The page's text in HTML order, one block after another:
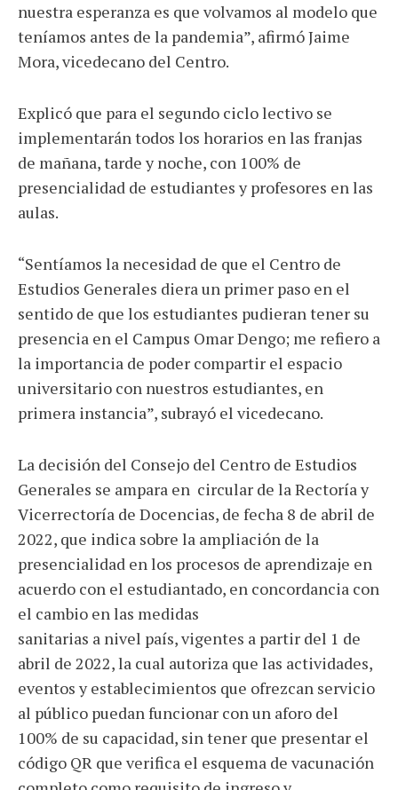
nuestra esperanza es que volvamos al modelo que
teníamos antes de la pandemia”, afirmó Jaime
Mora, vicedecano del Centro.
Explicó que para el segundo ciclo lectivo se
implementarán todos los horarios en las franjas
de mañana, tarde y noche, con 100% de
presencialidad de estudiantes y profesores en las
aulas.
“Sentíamos la necesidad de que el Centro de
Estudios Generales diera un primer paso en el
sentido de que los estudiantes pudieran tener su
presencia en el Campus Omar Dengo; me refiero a
la importancia de poder compartir el espacio
universitario con nuestros estudiantes, en
primera instancia”, subrayó el vicedecano.
La decisión del Consejo del Centro de Estudios
Generales se ampara en circular de la Rectoría y
Vicerrectoría de Docencias, de fecha 8 de abril de
2022, que indica sobre la ampliación de la
presencialidad en los procesos de aprendizaje en
acuerdo con el estudiantado, en concordancia con
el cambio en las medidas
sanitarias a nivel país, vigentes a partir del 1 de
abril de 2022, la cual autoriza que las actividades,
eventos y establecimientos que ofrezcan servicio
al público puedan funcionar con un aforo del
100% de su capacidad, sin tener que presentar el
código QR que verifica el esquema de vacunación